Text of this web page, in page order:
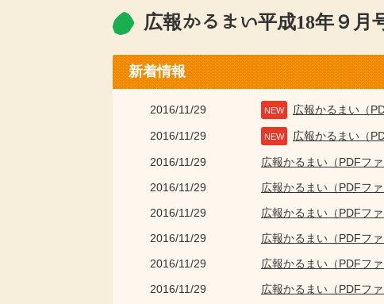
広報かるまい平成18年９月
新着情報
2016/11/29 NEW 広報かるまい（
2016/11/29 NEW 広報かるまい（
2016/11/29
広報かるまい（PDFフ
2016/11/29
広報かるまい（PDFフ
2016/11/29
広報かるまい（PDFフ
2016/11/29
広報かるまい（PDFフ
2016/11/29
広報かるまい（PDFフ
2016/11/29
広報かるまい（PDFフ